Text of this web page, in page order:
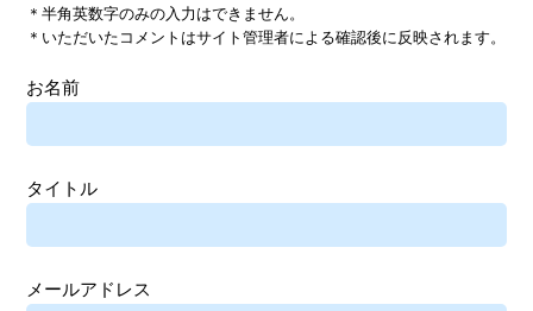
＊半角英数字のみの入力はできません。
＊いただいたコメントはサイト管理者による確認後に反映されます。
お名前
タイトル
メールアドレス